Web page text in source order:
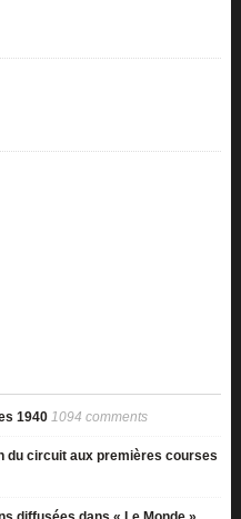
1940 1094 comments
du circuit aux premières courses